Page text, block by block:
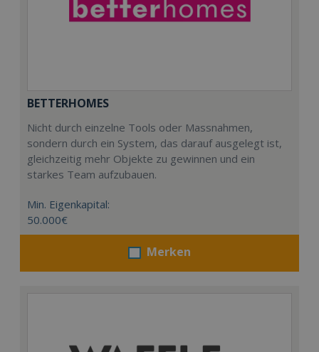
BETTERHOMES
Nicht durch einzelne Tools oder Massnahmen,
sondern durch ein System, das darauf ausgelegt ist,
gleichzeitig mehr Objekte zu gewinnen und ein
starkes Team aufzubauen.
Min. Eigenkapital:
50.000€
Merken